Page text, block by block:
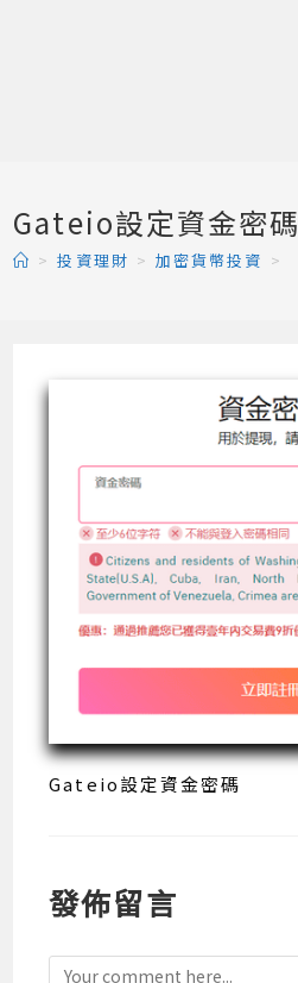
Gateio設定資金密碼
> 投資理財 > 加密貨幣投資 >
Gateio設定資金密碼
發佈留言
Comment